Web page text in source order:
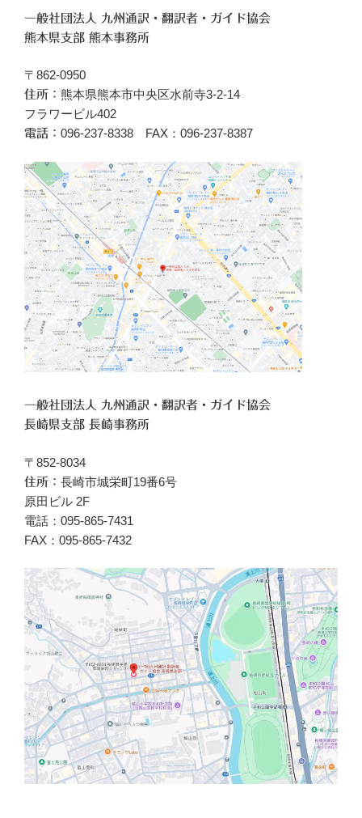
一般社団法人 九州通訳・翻訳者・ガイド協会
熊本県支部 熊本事務所
〒862-0950
住所： 熊本県熊本市中央区水前寺3-2-14
フラワービル402
電話： 096‐237-8338 FAX：096-237-8387
一般社団法人 九州通訳・翻訳者・ガイド協会
長崎県支部 長崎事務所
〒852-8034
住所： 長崎市城栄町19番6号
原田ビル 2F
電話：095-865-7431
FAX：095-865-7432